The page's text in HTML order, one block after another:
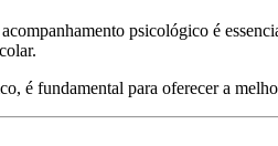
psicológico é
é fundamental para oferecer a